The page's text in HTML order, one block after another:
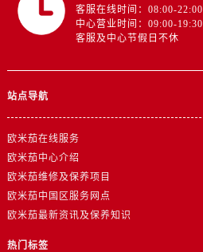
客服在线时间：08:00-22:00
中心营业时间：09:00-19:30
客服及中心节假日不休
站点导航
欧米茄在线服务
欧米茄中心介绍
欧米茄维修及保养项目
欧米茄中国区服务网点
欧米茄最新资讯及保养知识
热门标签